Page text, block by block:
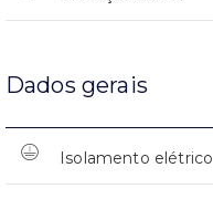
Dados gerais
Isolamento elétrico